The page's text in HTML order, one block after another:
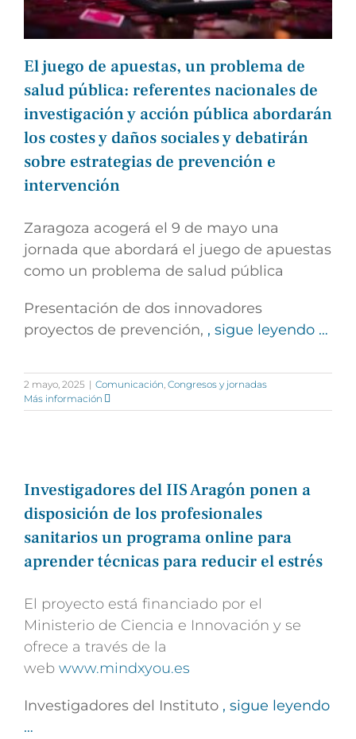
El juego de apuestas, un problema de
salud pública: referentes nacionales de
investigación y acción pública abordarán
los costes y daños sociales y debatirán
sobre estrategias de prevención e
intervención
Zaragoza acogerá el 9 de mayo una
jornada que abordará el juego de apuestas
como un problema de salud pública
Presentación de dos innovadores
proyectos de prevención, , sigue leyendo …
2 mayo, 2025 | Comunicación Congresos y jornadas
Más información
Investigadores del IIS Aragón ponen a
disposición de los profesionales
sanitarios un programa online para
aprender técnicas para reducir el estrés
El proyecto está financiado por el
Ministerio de Ciencia e Innovación y se
ofrece a través de la
web www.mindxyou.es
Investigadores del Instituto , sigue leyendo
…